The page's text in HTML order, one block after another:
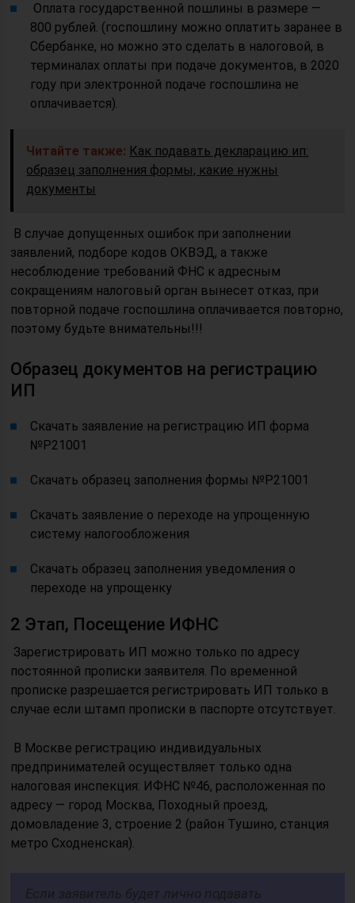
Оплата государственной пошлины в размере —
800 рублей. (госпошлину можно оплатить заранее в
Сбербанке, но можно это сделать в налоговой, в
терминалах оплаты при подаче документов, в 2020
году при электронной подаче госпошлина не
оплачивается).
Читайте также: Как подавать декларацию ип:
образец заполнения формы, какие нужны
документы
В случае допущенных ошибок при заполнении
заявлений, подборе кодов ОКВЭД, а также
несоблюдение требований ФНС к адресным
сокращениям налоговый орган вынесет отказ, при
повторной подаче госпошлина оплачивается повторно,
поэтому будьте внимательны!!!
Образец документов на регистрацию
ИП
Скачать заявление на регистрацию ИП форма
№Р21001
Скачать образец заполнения формы №Р21001
Скачать заявление о переходе на упрощенную
систему налогообложения
Скачать образец заполнения уведомления о
переходе на упрощенку
2 Этап, Посещение ИФНС
Зарегистрировать ИП можно только по адресу
постоянной прописки заявителя. По временной
прописке разрешается регистрировать ИП только в
случае если штамп прописки в паспорте отсутствует.
В Москве регистрацию индивидуальных
предпринимателей осуществляет только одна
налоговая инспекция: ИФНС №46, расположенная по
адресу — город Москва, Походный проезд,
домовладение 3, строение 2 (район Тушино, станция
метро Сходненская).
Если заявитель будет лично подавать